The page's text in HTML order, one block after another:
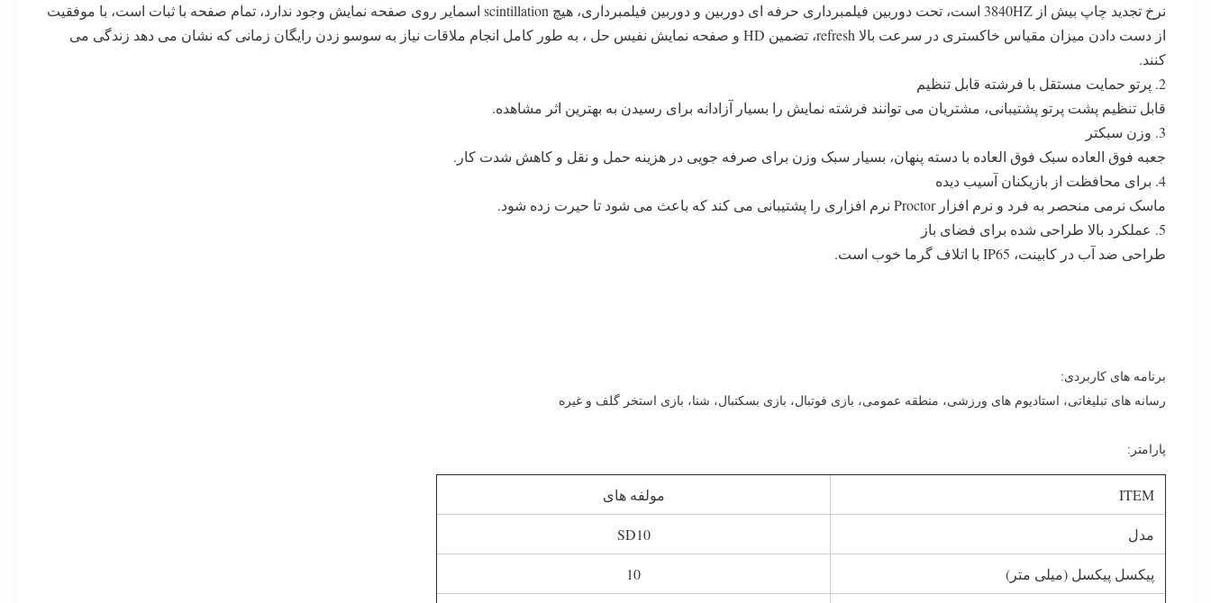
نرخ تجدید چاپ بیش از 3840HZ است، تحت دوربین فیلمبرداری حرفه ای دوربین و دوربین فیلمبرداری، هیچ scintillation اسمایر روی صفحه نمایش وجود ندارد، تمام صفحه با ثبات است، با موفقیت
از دست دادن میزان مقیاس خاکستری در سرعت بالا refresh، تضمین HD و صفحه نمایش نفیس حل ، به طور کامل انجام ملاقات نیاز به سوسو زدن رایگان زمانی که نشان می دهد زندگی می
کنند.
2. پرتو حمایت مستقل با فرشته قابل تنظیم
قابل تنظیم پشت پرتو پشتیبانی، مشتریان می توانند فرشته نمایش را بسیار آزادانه برای رسیدن به بهترین اثر مشاهده.
3. وزن سبکتر
جعبه فوق العاده سبک فوق العاده با دسته پنهان، بسیار سبک وزن برای صرفه جویی در هزینه حمل و نقل و کاهش شدت کار.
4. برای محافظت از بازیکنان آسیب دیده
ماسک نرمی منحصر به فرد و نرم افزار Proctor نرم افزاری را پشتیبانی می کند که باعث می شود تا حیرت زده شود.
5. عملکرد بالا طراحی شده برای فضای باز
طراحی ضد آب در کابینت، IP65 با اتلاف گرما خوب است.
برنامه های کاربردی:
رسانه های تبلیغاتی، استادیوم های ورزشی، منطقه عمومی، بازی فوتبال، بازی بسکتبال، شنا، بازی استخر گلف و غیره
پارامتر:
ITEM مولفه های
مدل SD10
پیکسل پیکسل (میلی متر) 10